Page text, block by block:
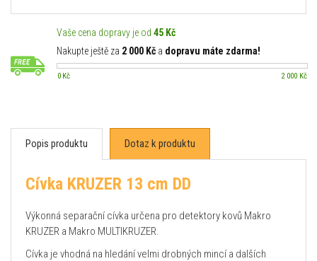
Vaše cena dopravy je od 45 Kč
Nakupte ještě za 2 000 Kč a dopravu máte zdarma!
0 Kč 2 000 Kč
Popis produktu Dotaz k produktu
Cívka KRUZER 13 cm DD
Výkonná separační cívka určena pro detektory kovů Makro
KRUZER a Makro MULTIKRUZER.
Cívka je vhodná na hledání velmi drobných mincí a dalších